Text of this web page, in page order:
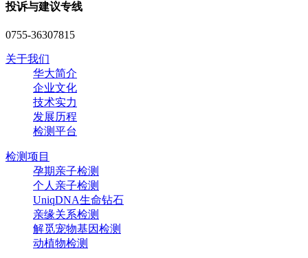
投诉与建议专线
0755-36307815
关于我们
华大简介
企业文化
技术实力
发展历程
检测平台
检测项目
孕期亲子检测
个人亲子检测
UniqDNA生命钻石
亲缘关系检测
解觅宠物基因检测
动植物检测